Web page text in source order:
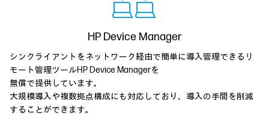
HP Device Manager
シンクライアントをネットワーク経由で簡単に導入管理できるリ
モート管理ツールHP Device Managerを
無償で提供しています。
大規模導入や複数拠点構成にも対応しており、導入の手間を削減
することができます。